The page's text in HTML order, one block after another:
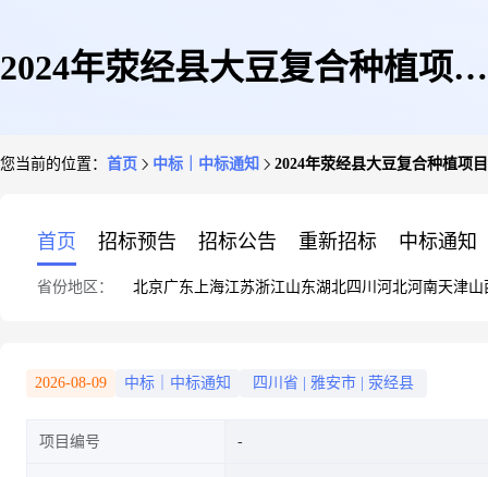
2024年荥经县大豆复合种植项目
您当前的位置： 首页 中标｜中标通知 2024年荥经县大豆复合种植项
首页 招标预告 招标公告 重新招标 中标通知
省份地区： 北京广东 上海江苏浙江山东湖北四川 河北河南天津山
2026-08-09 中标｜中标通知 四川省 雅安市 荥经县
项目编号